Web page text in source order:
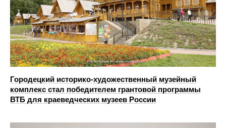
Городецкий историко-художественный музейный
комплекс стал победителем грантовой программы
ВТБ для краеведческих музеев России